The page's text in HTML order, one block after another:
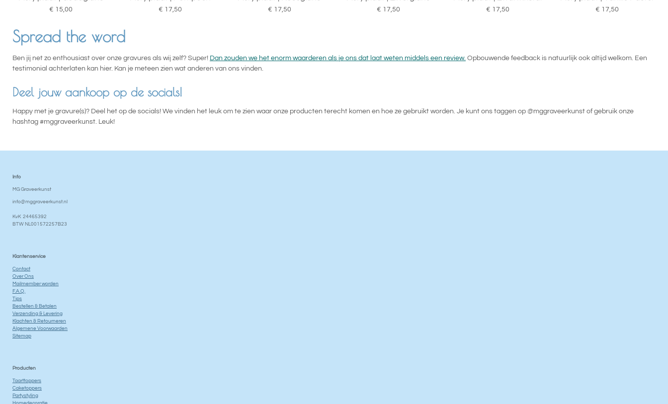
€ 15,00 € 17,50 € 17,50 € 17,50 € 17,50 € 17,50
Spread the word
Ben jij net zo enthousiast over onze gravures als wij zelf? Super! Dan zouden we het enorm waarderen als je ons dat laat weten middels een review. Opbouwende feedback is natuurlijk ook altijd welkom. Een
testimonial achterlaten kan hier. Kan je meteen zien wat anderen van ons vinden.
Deel jouw aankoop op de socials!
Happy met je gravure(s)? Deel het op de socials! We vinden het leuk om te zien waar onze producten terecht komen en hoe ze gebruikt worden. Je kunt ons taggen op @mggraveerkunst of gebruik onze
hashtag #mggraveerkunst. Leuk!
Info
MG Graveerkunst
info@mggraveerkunst.nl
KvK 24465392
BTW NL001572257B23
Klantenservice
Contact
Over Ons
Mailmember worden
F.A.Q.
Tips
Bestellen & Betalen
Verzending & Levering
Klachten & Retourneren
Algemene Voorwaarden
Sitemap
Producten
Taarttoppers
Caketoppers
Partystyling
Homedecoratie